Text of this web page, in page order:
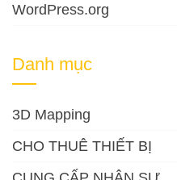
WordPress.org
Danh mục
3D Mapping
CHO THUÊ THIẾT BỊ